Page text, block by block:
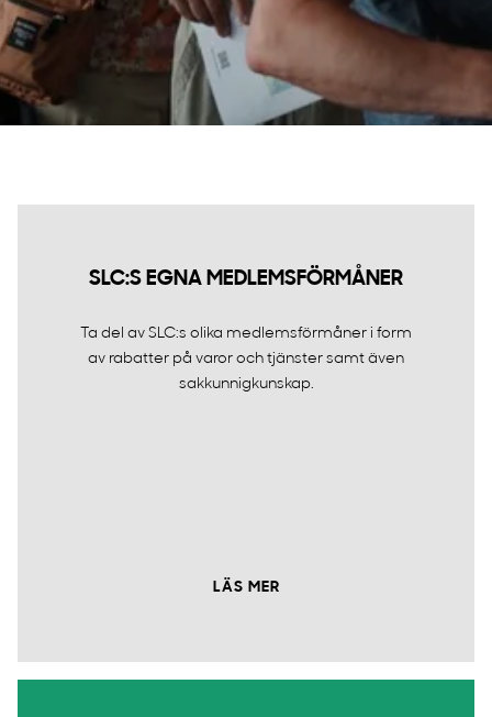
SLC:S EGNA MEDLEMSFÖRMÅNER
Ta del av SLC:s olika medlemsförmåner i form
av rabatter på varor och tjänster samt även
sakkunnigkunskap.
LÄS MER